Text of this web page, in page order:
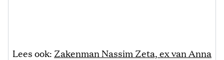
Lees ook: Zakenman Nassim Zeta, ex van Anna